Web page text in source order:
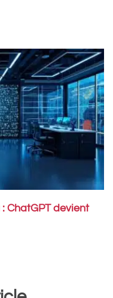
ChatGPT devient